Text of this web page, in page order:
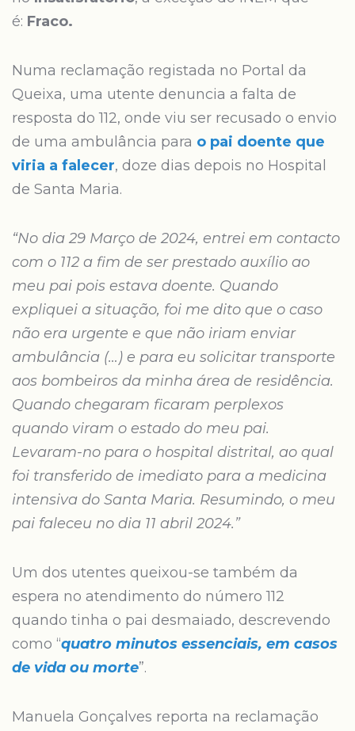
é: Fraco.
Numa reclamação registada no Portal da
Queixa, uma utente denuncia a falta de
resposta do 112, onde viu ser recusado o envio
de uma ambulância para o pai doente que
viria a falecer, doze dias depois no Hospital
de Santa Maria.
“No dia 29 Março de 2024, entrei em contacto
com o 112 a fim de ser prestado auxílio ao
meu pai pois estava doente. Quando
expliquei a situação, foi me dito que o caso
não era urgente e que não iriam enviar
ambulância (…) e para eu solicitar transporte
aos bombeiros da minha área de residência.
Quando chegaram ficaram perplexos
quando viram o estado do meu pai.
Levaram-no para o hospital distrital, ao qual
foi transferido de imediato para a medicina
intensiva do Santa Maria. Resumindo, o meu
pai faleceu no dia 11 abril 2024.”
Um dos utentes queixou-se também da
espera no atendimento do número 112
quando tinha o pai desmaiado, descrevendo
como “quatro minutos essenciais, em casos
de vida ou morte”.
Manuela Gonçalves reporta na reclamação